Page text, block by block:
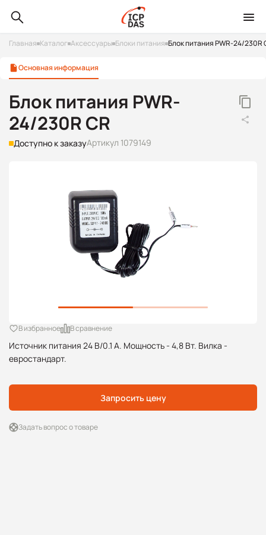
Главная Каталог Аксессуары Блоки питания Блок питания PWR-24/230R
Основная информация
Блок питания PWR-
24/230R CR
Доступно к заказуАртикул 1079149
Источник питания 24 В/0.1 А. Мощность - 4,8 Вт. Вилка -
евростандарт.
В избранное В сравнение
Запросить цену
Задать вопрос о товаре